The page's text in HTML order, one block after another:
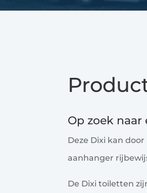
Op zoek naar
Deze Dixi kan
aanhanger
De Dixi toiletten